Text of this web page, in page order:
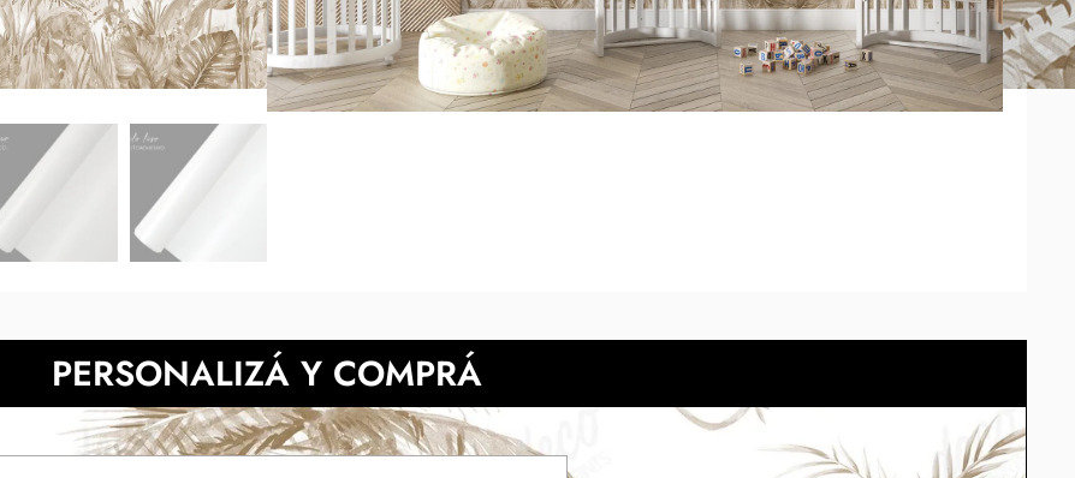
También podes probarlo en tu propio espacio con el simulador.
NECESITAS MÀS INFORMACIÓN?
PERSONALIZÁ Y COMPRÁ